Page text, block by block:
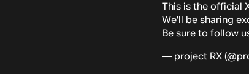
This is the official
We'll be sharing
Be sure to follow
— project RX